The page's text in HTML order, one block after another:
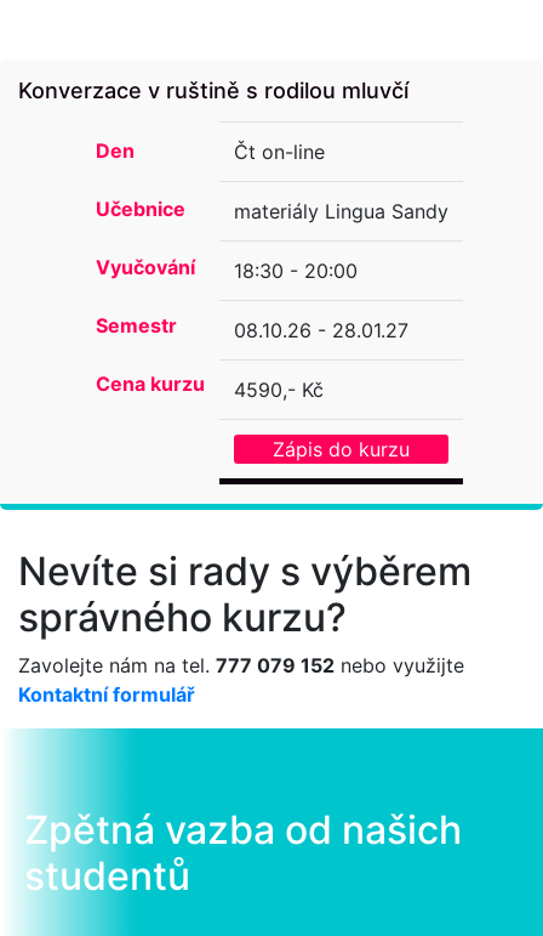
Konverzace v ruštině s rodilou mluvčí
Den
Učebnice
Vyučování
Semestr
Cena kurzu
Čt on-line
materiály Lingua Sandy
18:30 - 20:00
08.10.26 - 28.01.27
4590,- Kč
Zápis do kurzu
Nevíte si rady s výběrem
správného kurzu?
Zavolejte nám na tel. 777 079 152 nebo využijte
Kontaktní formulář
Zpětná vazba od našich
studentů